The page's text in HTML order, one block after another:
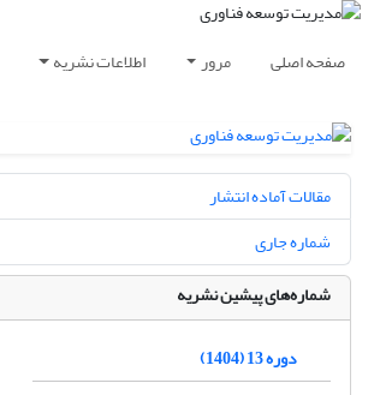
صفحه اصلی مرور اطلاعات نشریه
مقالات آماده انتشار
شماره جاری
شماره‌های پیشین نشریه
دوره 13 (1404)